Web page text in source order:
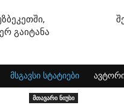
გაიტანა
მსგავსი სტატიები
მთავარი ნიუსი